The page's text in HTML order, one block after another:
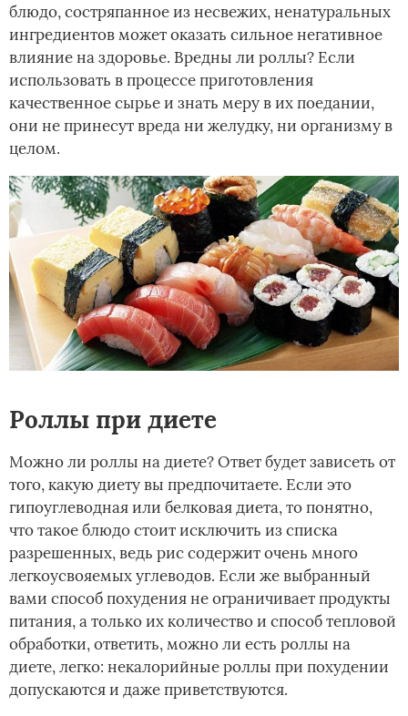
блюдо, состряпанное из несвежих, ненатуральных
ингредиентов может оказать сильное негативное
влияние на здоровье. Вредны ли роллы? Если
использовать в процессе приготовления
качественное сырье и знать меру в их поедании,
они не принесут вреда ни желудку, ни организму в
целом.
Роллы при диете
Можно ли роллы на диете? Ответ будет зависеть от
того, какую диету вы предпочитаете. Если это
гипоуглеводная или белковая диета, то понятно,
что такое блюдо стоит исключить из списка
разрешенных, ведь рис содержит очень много
легкоусвояемых углеводов. Если же выбранный
вами способ похудения не ограничивает продукты
питания, а только их количество и способ тепловой
обработки, ответить, можно ли есть роллы на
диете, легко: некалорийные роллы при похудении
допускаются и даже приветствуются.